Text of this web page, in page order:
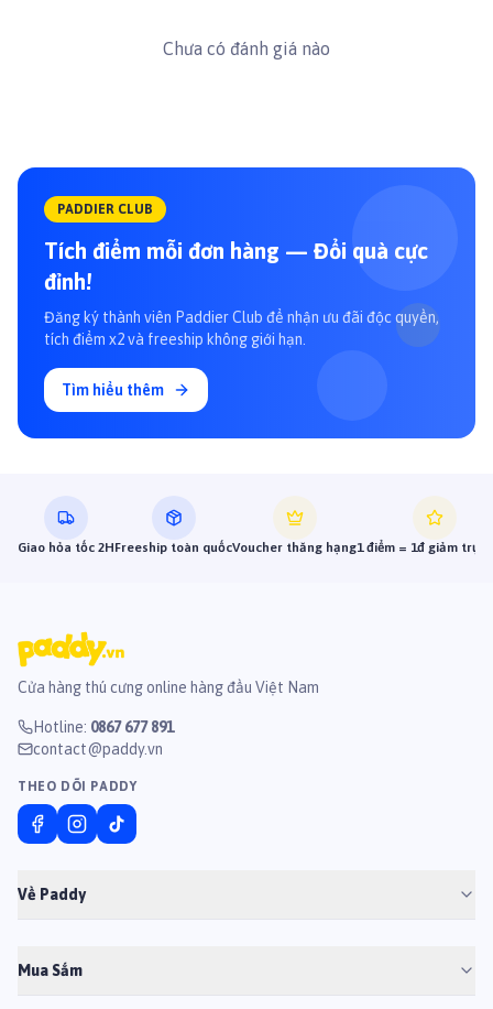
Chưa có đánh giá nào
PADDIER CLUB
Tích điểm mỗi đơn hàng — Đổi quà cực
đỉnh!
Đăng ký thành viên Paddier Club để nhận ưu đãi độc quyền,
tích điểm x2 và freeship không giới hạn.
Tìm hiểu thêm
Giao hỏa tốc 2HFreeship toàn quốcVoucher thăng hạng1 điểm = 1đ giảm trực
Cửa hàng thú cưng online hàng đầu Việt Nam
Hotline: 0867 677 891
contact@paddy.vn
THEO DÕI PADDY
Về Paddy
Mua Sắm